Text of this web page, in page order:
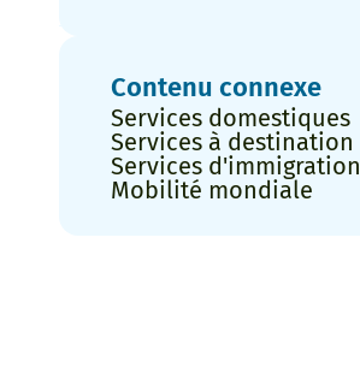
Contenu connexe
Services domestiques
Services à destination
Services d'immigration
Mobilité mondiale